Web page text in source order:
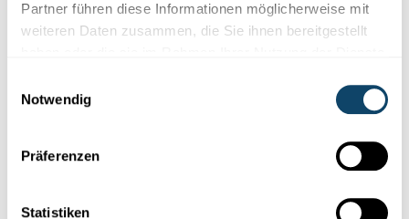
Partner führen diese Informationen möglicherweise mit
weiteren Daten zusammen, die Sie ihnen bereitgestellt
Notwendig
Präferenzen
Statistiken
Folge der Welt der Wissenschaft
und Forschung in Luxemburg